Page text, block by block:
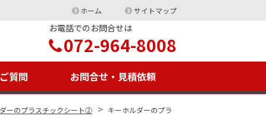
ホーム サイトマップ
お電話でのお問合せは
072-964-8008
質問 お問合せ・見積依頼
ーのプラスチックシート② > キーホルダーのプラ